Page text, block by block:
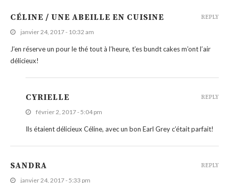
CÉLINE / UNE ABEILLE EN CUISINE
janvier 24, 2017 - 10:32 am
J’en réserve un pour le thé tout à l’heure, t’es bundt cakes m’ont l’air
délicieux!
REPLY
CYRIELLE
février 2, 2017 - 5:04 pm
Ils étaient délicieux Céline, avec un bon Earl Grey c’était parfait!
REPLY
SANDRA
janvier 24, 2017 - 5:33 pm
REPLY